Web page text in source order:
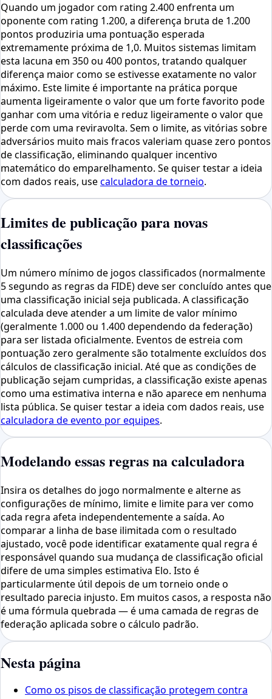
Quando um jogador com rating 2.400 enfrenta um
oponente com rating 1.200, a diferença bruta de 1.200
pontos produziria uma pontuação esperada
extremamente próxima de 1,0. Muitos sistemas limitam
esta lacuna em 350 ou 400 pontos, tratando qualquer
diferença maior como se estivesse exatamente no valor
máximo. Este limite é importante na prática porque
aumenta ligeiramente o valor que um forte favorito pode
ganhar com uma vitória e reduz ligeiramente o valor que
perde com uma reviravolta. Sem o limite, as vitórias sobre
adversários muito mais fracos valeriam quase zero pontos
de classificação, eliminando qualquer incentivo
matemático do emparelhamento. Se quiser testar a ideia
com dados reais, usecalculadora de torneio.
Limites de publicação para novas
classificações
Um número mínimo de jogos classificados (normalmente
5 segundo as regras da FIDE) deve ser concluído antes que
uma classificação inicial seja publicada. A classificação
calculada deve atender a um limite de valor mínimo
(geralmente 1.000 ou 1.400 dependendo da federação)
para ser listada oficialmente. Eventos de estreia com
pontuação zero geralmente são totalmente excluídos dos
cálculos de classificação inicial. Até que as condições de
publicação sejam cumpridas, a classificação existe apenas
como uma estimativa interna e não aparece em nenhuma
lista pública. Se quiser testar a ideia com dados reais, use
calculadora de evento por equipes.
Modelando essas regras na calculadora
Insira os detalhes do jogo normalmente e alterne as
configurações de mínimo, limite e limite para ver como
cada regra afeta independentemente a saída. Ao
comparar a linha de base ilimitada com o resultado
ajustado, você pode identificar exatamente qual regra é
responsável quando sua mudança de classificação oficial
difere de uma simples estimativa Elo. Isto é
particularmente útil depois de um torneio onde o
resultado parecia injusto. Em muitos casos, a resposta não
é uma fórmula quebrada — é uma camada de regras de
federação aplicada sobre o cálculo padrão.
Nesta página
Como os pisos de classificação protegem contra